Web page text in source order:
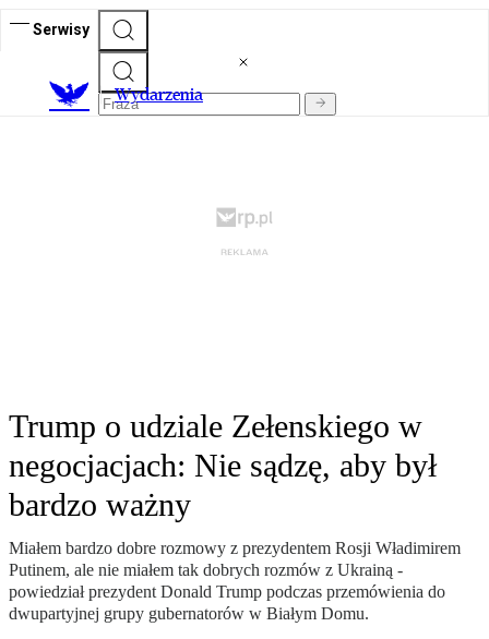
Serwisy
Wydarzenia
Trump o udziale Zełenskiego w
negocjacjach: Nie sądzę, aby był
bardzo ważny
Miałem bardzo dobre rozmowy z prezydentem Rosji Władimirem
Putinem, ale nie miałem tak dobrych rozmów z Ukrainą -
powiedział prezydent Donald Trump podczas przemówienia do
dwupartyjnej grupy gubernatorów w Białym Domu.